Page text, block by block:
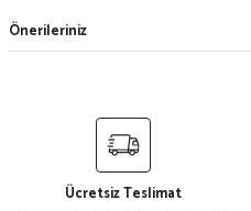
Önerileriniz
Ücretsiz Teslimat